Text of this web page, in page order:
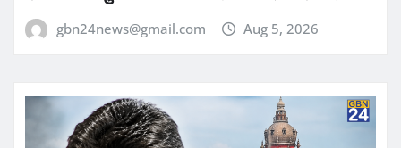
gbn24news@gmail.com Aug 5, 2026